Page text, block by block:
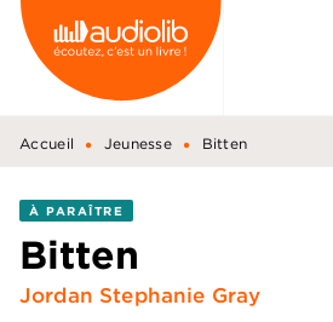
MENU RECHERCHE
PIED DE PAGE
Accueil • Jeunesse • Bitten
À PARAÎTRE
Bitten
Jordan Stephanie Gray